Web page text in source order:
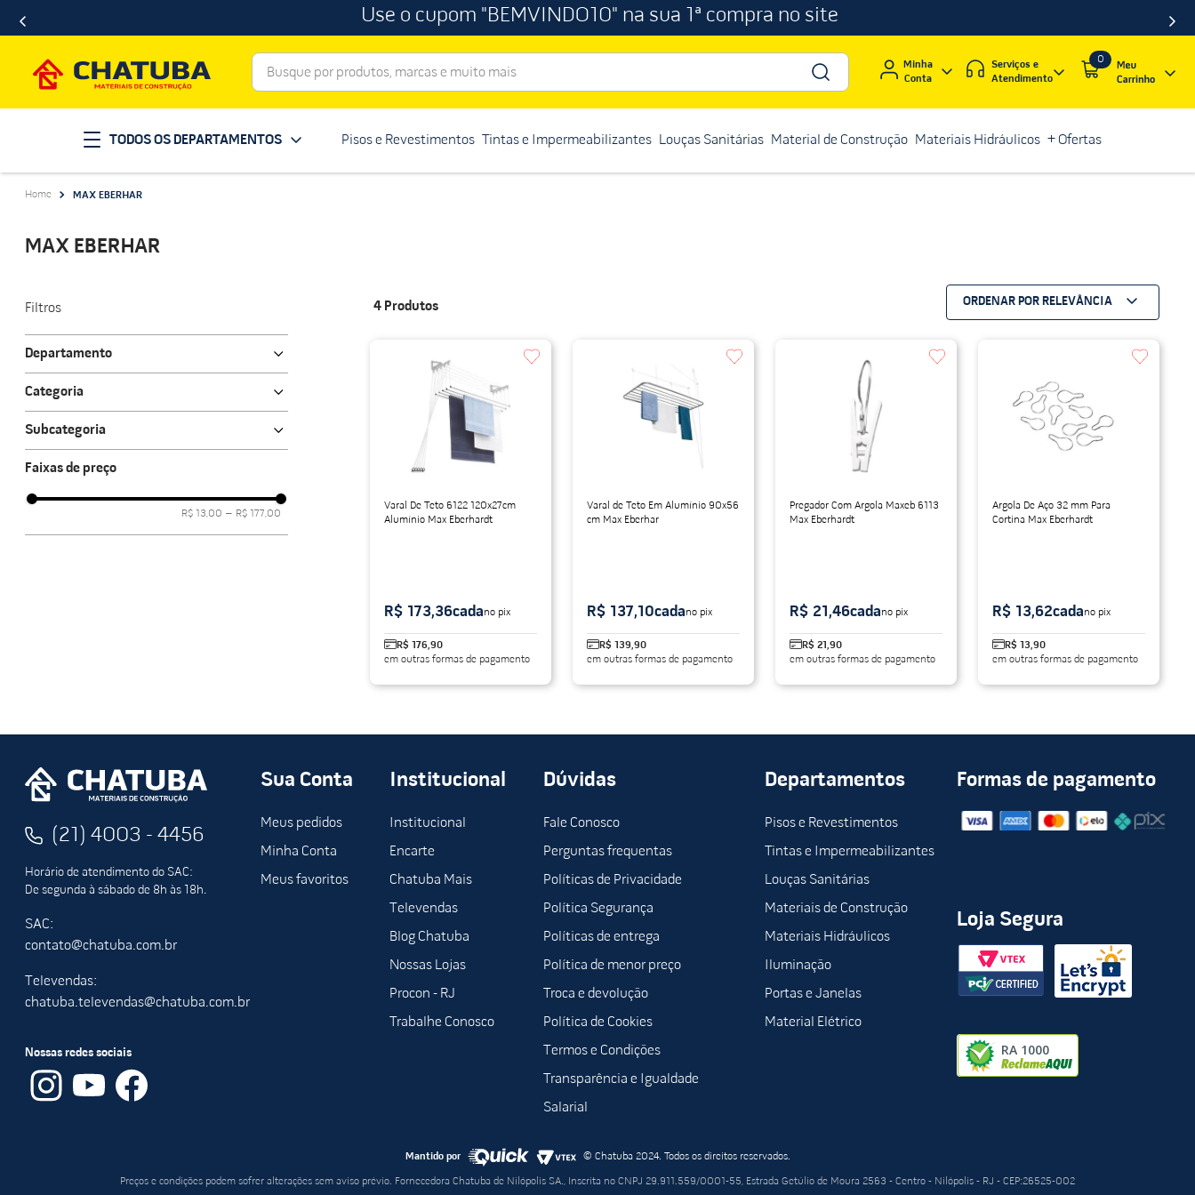
Use o cupom "BEMVINDO10" na sua 1ª compra no site
Busque por produtos, marcas e muito mais
Minha
Conta
Serviços e
Atendimento
0
TODOS OS DEPARTAMENTOS Pisos e Revestimentos Tintas e Impermeabilizantes Louças Sanitárias Material de Construção Materiais Hidráulicos + Ofertas
MAX EBERHAR
MAX EBERHAR
Filtros
Departamento
Categoria
Subcategoria
Varal
Faixas de preço
R$ 13,00 – R$ 177,00
4 Produtos ORDENAR POR RELEVÂNCIA
Varal De Teto 6122 120x27cm
Alumínio Max Eberhardt
R$ 176,90
em outras formas de pagamento
R$ 173,36cadano pix
Varal de Teto Em Alumínio 90x56
cm Max Eberhar
R$ 139,90
em outras formas de pagamento
R$ 137,10cadano pix
Pregador Com Argola Maxeb 6113
Max Eberhardt
R$ 21,90
em outras formas de pagamento
R$ 21,46cadano pix
Argola De Aço 32 mm Para
Cortina Max Eberhardt
R$ 13,90
em outras formas de pagamento
R$ 13,62cadano pix
(21) 4003 - 4456
Horário de atendimento do SAC:
De segunda à sábado de 8h às 18h.
SAC:
contato@chatuba.com.br
Televendas:
chatuba.televendas@chatuba.com.br
Nossas redes sociais
Sua Conta
Meus pedidos
Minha Conta
Meus favoritos
Institucional
Institucional
Encarte
Chatuba Mais
Televendas
Blog Chatuba
Nossas Lojas
Procon - RJ
Trabalhe Conosco
Dúvidas
Fale Conosco
Perguntas frequentas
Políticas de Privacidade
Política Segurança
Políticas de entrega
Política de menor preço
Troca e devolução
Política de Cookies
Termos e Condições
Transparência e Igualdade
Salarial
Departamentos
Pisos e Revestimentos
Tintas e Impermeabilizantes
Louças Sanitárias
Materiais de Construção
Materiais Hidráulicos
Iluminação
Portas e Janelas
Material Elétrico
Formas de pagamento
Loja Segura
Mantido por © Chatuba 2024. Todos os direitos reservados.
Preços e condições podem sofrer alterações sem aviso prévio. Fornecedora Chatuba de Nilópolis SA., Inscrita no CNPJ 29.911.559/0001-55, Estrada Getúlio de Moura 2563 - Centro - Nilópolis - RJ - CEP:26525-002
1 º porcelanato
2º telha
vaso sanitário
telhas